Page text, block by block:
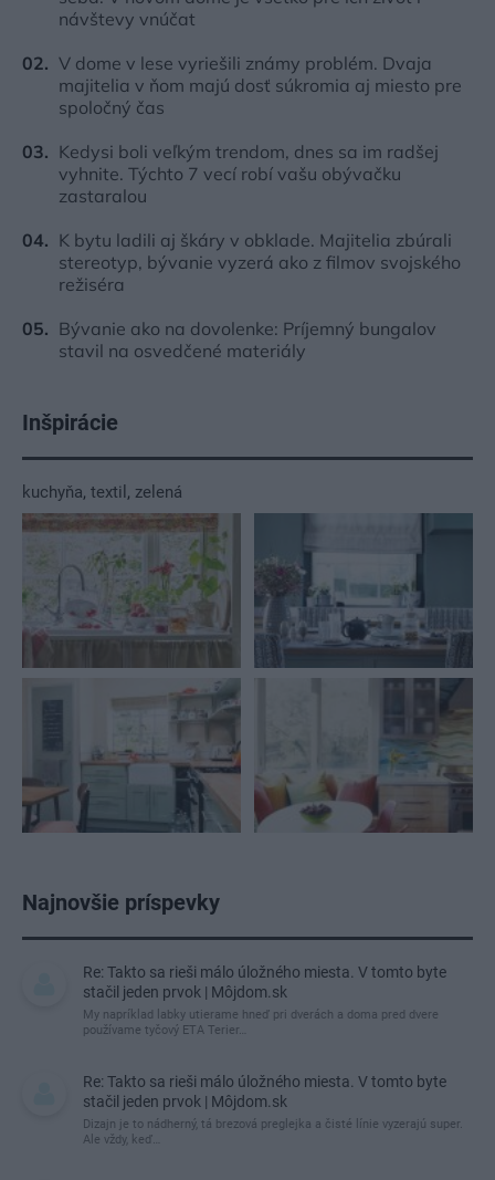
návštevy vnúčat
V dome v lese vyriešili známy problém. Dvaja
majitelia v ňom majú dosť súkromia aj miesto pre
spoločný čas
Kedysi boli veľkým trendom, dnes sa im radšej
vyhnite. Týchto 7 vecí robí vašu obývačku
zastaralou
K bytu ladili aj škáry v obklade. Majitelia zbúrali
stereotyp, bývanie vyzerá ako z filmov svojského
režiséra
Bývanie ako na dovolenke: Príjemný bungalov
stavil na osvedčené materiály
Inšpirácie
kuchyňa, textil , zelená
Najnovšie príspevky
Re: Takto sa rieši málo úložného miesta. V tomto byte
stačil jeden prvok | Môjdom.sk
My napríklad labky utierame hneď pri dverách a doma pred dvere
používame tyčový ETA Terier…
Re: Takto sa rieši málo úložného miesta. V tomto byte
stačil jeden prvok | Môjdom.sk
Dizajn je to nádherný, tá brezová preglejka a čisté línie vyzerajú super.
Ale vždy, keď…